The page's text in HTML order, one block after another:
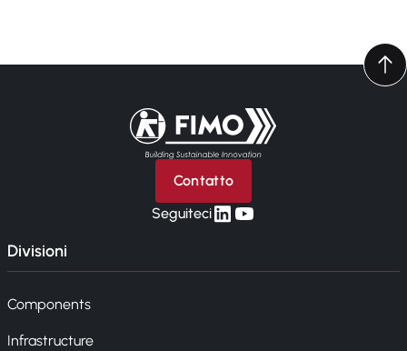
Torna alla pagina iniziale
Contatto
Seguitecilinkedin
yt
Divisioni
Components
Infrastructure